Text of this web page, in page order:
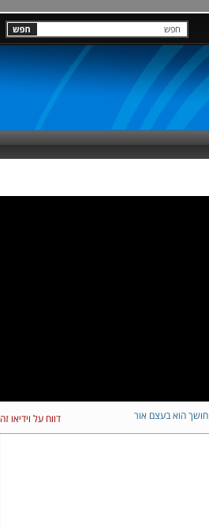
חושך הוא בעצם אור דווח על וידיאו זה